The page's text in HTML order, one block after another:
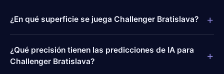
¿En qué superficie se juega Challenger Bratislava? +
¿Qué precisión tienen las predicciones de IA para
Challenger Bratislava?
+